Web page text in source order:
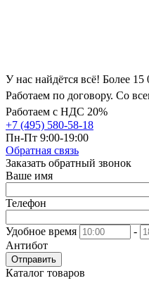
У нас найдётся всё! Более 15
Работаем по договору. Со
Работаем с НДС 20%
+7 (495) 580-58-18
Пн-Пт 9:00-19:00
Обратная связь
Заказать обратный звонок
Ваше имя
Телефон
Удобное время
-
Антибот
Отправить
Каталог товаров